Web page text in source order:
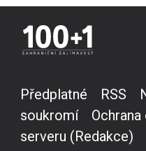
Předplatné RSS
soukromí
serveru (Redakce)